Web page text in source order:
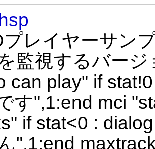
レイヤーサン
監視するバー
can play" if
す",1:end mci
if stat<0 :
",1:end